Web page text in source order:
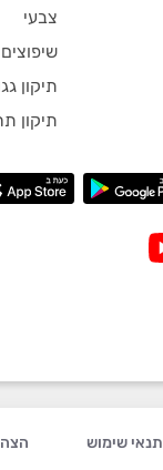
צבעי
שיפוצים
תיקון
תיקון
תנאי שימוש